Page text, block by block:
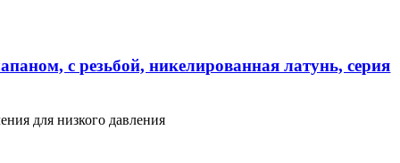
с резьбой, никелированная латунь, серия
для низкого давления